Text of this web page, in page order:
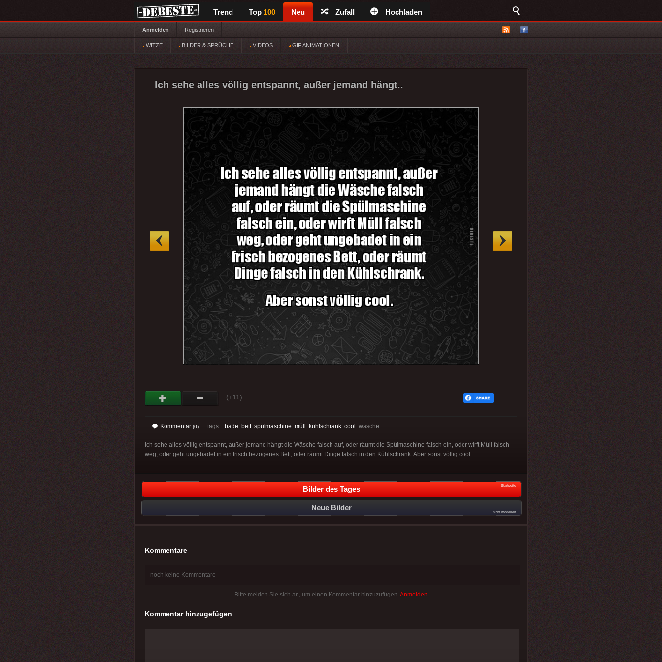
Trend Top 100 Neu Zufall Hochladen
Anmelden Registrieren
WITZE BILDER & SPRÜCHE VIDEOS GIF ANIMATIONEN
Ich sehe alles völlig entspannt, außer jemand hängt..
(+11)
Kommentar (0) tags: bade bett spülmaschine müll kühlschrank cool wäsche
Ich sehe alles völlig entspannt, außer jemand hängt die Wäsche falsch auf, oder räumt die Spülmaschine falsch ein, oder wirft Müll falsch
weg, oder geht ungebadet in ein frisch bezogenes Bett, oder räumt Dinge falsch in den Kühlschrank. Aber sonst völlig cool.
Bilder des Tages Startseite
Neue Bilder
nicht moderiert
Kommentare
noch keine Kommentare
Bitte melden Sie sich an, um einen Kommentar hinzuzufügen. Anmelden
Kommentar hinzugefügen